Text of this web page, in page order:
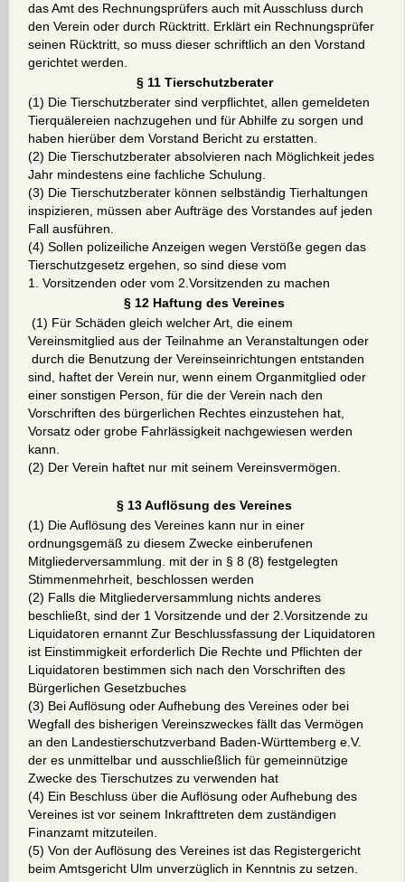
das Amt des Rechnungsprüfers auch mit Ausschluss durch
den Verein oder durch Rücktritt. Erklärt ein Rechnungsprüfer
seinen Rücktritt, so muss dieser schriftlich an den Vorstand
gerichtet werden.
§ 11 Tierschutzberater
(1) Die Tierschutzberater sind verpflichtet, allen gemeldeten
Tierquälereien nachzugehen und für Abhilfe zu sorgen und
haben hierüber dem Vorstand Bericht zu erstatten.
(2) Die Tierschutzberater absolvieren nach Möglichkeit jedes
Jahr mindestens eine fachliche Schulung.
(3) Die Tierschutzberater können selbständig Tierhaltungen
inspizieren, müssen aber Aufträge des Vorstandes auf jeden
Fall ausführen.
(4) Sollen polizeiliche Anzeigen wegen Verstöße gegen das
Tierschutzgesetz ergehen, so sind diese vom
1. Vorsitzenden oder vom 2.Vorsitzenden zu machen
§ 12 Haftung des Vereines
(1) Für Schäden gleich welcher Art, die einem
Vereinsmitglied aus der Teilnahme an Veranstaltungen oder
durch die Benutzung der Vereinseinrichtungen entstanden
sind, haftet der Verein nur, wenn einem Organmitglied oder
einer sonstigen Person, für die der Verein nach den
Vorschriften des bürgerlichen Rechtes einzustehen hat,
Vorsatz oder grobe Fahrlässigkeit nachgewiesen werden
kann.
(2) Der Verein haftet nur mit seinem Vereinsvermögen.
§ 13 Auflösung des Vereines
(1) Die Auflösung des Vereines kann nur in einer
ordnungsgemäß zu diesem Zwecke einberufenen
Mitgliederversammlung. mit der in § 8 (8) festgelegten
Stimmenmehrheit, beschlossen werden
(2) Falls die Mitgliederversammlung nichts anderes
beschließt, sind der 1 Vorsitzende und der 2.Vorsitzende zu
Liquidatoren ernannt Zur Beschlussfassung der Liquidatoren
ist Einstimmigkeit erforderlich Die Rechte und Pflichten der
Liquidatoren bestimmen sich nach den Vorschriften des
Bürgerlichen Gesetzbuches
(3) Bei Auflösung oder Aufhebung des Vereines oder bei
Wegfall des bisherigen Vereinszweckes fällt das Vermögen
an den Landestierschutzverband Baden-Württemberg e.V.
der es unmittelbar und ausschließlich für gemeinnützige
Zwecke des Tierschutzes zu verwenden hat
(4) Ein Beschluss über die Auflösung oder Aufhebung des
Vereines ist vor seinem Inkrafttreten dem zuständigen
Finanzamt mitzuteilen.
(5) Von der Auflösung des Vereines ist das Registergericht
beim Amtsgericht Ulm unverzüglich in Kenntnis zu setzen.